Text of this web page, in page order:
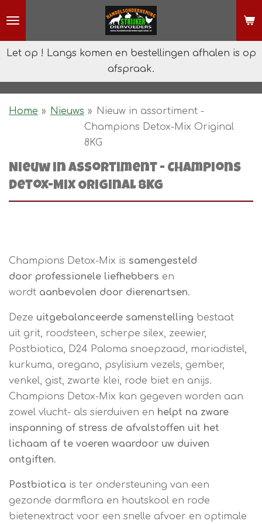
Let op ! Langs komen en bestellingen afhalen is op
afspraak.
Home » Nieuws »
Nieuw in assortiment -
Champions Detox-Mix Original
8KG
Nieuw in assortiment - Champions
Detox-Mix Original 8KG
Champions Detox-Mix is samengesteld
door professionele liefhebbers en
wordt aanbevolen door dierenartsen.
Deze uitgebalanceerde samenstelling bestaat
uit grit, roodsteen, scherpe silex, zeewier,
Postbiotica, D24 Paloma snoepzaad, mariadistel,
kurkuma, oregano, psylisium vezels, gember,
venkel, gist, zwarte klei, rode biet en anijs.
Champions Detox-Mix kan gegeven worden aan
zowel vlucht- als sierduiven en helpt na zware
inspanning of stress de afvalstoffen uit het
lichaam af te voeren waardoor uw duiven
ontgiften.
Postbiotica is ter ondersteuning van een
gezonde darmflora en houtskool en rode
bietenextract voor een snelle afvoer en optimale